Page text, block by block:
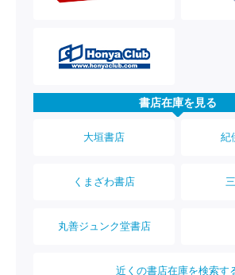
書店在庫を見る
大垣書店 紀
くまざわ書店
丸善ジュンク堂書店
近くの書店在庫を検索す